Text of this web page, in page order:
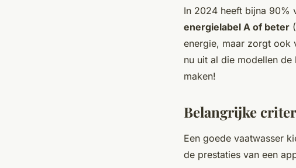
In 2024 heeft bijna 90%
energielabel A of beter
energie, maar zorgt ook
nu uit al die modellen
maken!
Belangrijke
Een goede vaatwasser
de prestaties van een